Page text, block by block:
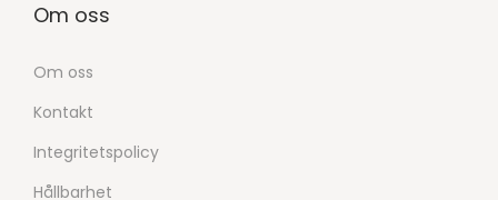
Om oss
Om oss
Kontakt
Integritetspolicy
Hållbarhet